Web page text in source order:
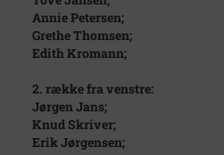
Annie Petersen;
Grethe Thomsen;
Edith Kromann;
2. række fra venstre:
Jørgen Jans;
Knud Skriver;
Erik Jørgensen;